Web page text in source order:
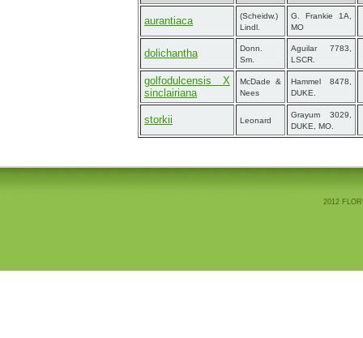
aurantiaca
(Scheidw.)
Lindl.
G. Frankie 1A,
MO
dolichantha
Donn.
Sm.
Aguilar 7783,
LSCR.
golfodulcensis X
sinclairiana
McDade &
Nees
Hammel 8478,
DUKE.
storkii Leonard
Grayum 3029,
DUKE, MO.
2012